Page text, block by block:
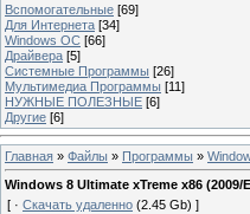
Вспомогательные [69]
Для Интернета [34]
Windows ОС [66]
Драйвера [5]
Системные Программы [26]
Мультимедиа Программы [11]
НУЖНЫЕ ПОЛЕЗНЫЕ [6]
Другие [6]
Главная » Файлы » Программы »
Windows 8 Ultimate xTreme x86 (2009/
[ · Скачать удаленно (2.45 Gb) ]